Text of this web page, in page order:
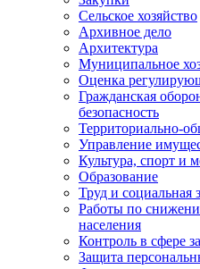
Сельское хозяйство
Архивное дело
Архитектура
Муниципальное
Оценка
Гражданская
безопасность
Территориально-
Управление
Культура, спорт и
Образование
Труд и социальная
Работы по
населения
Контроль в сфере
Защита